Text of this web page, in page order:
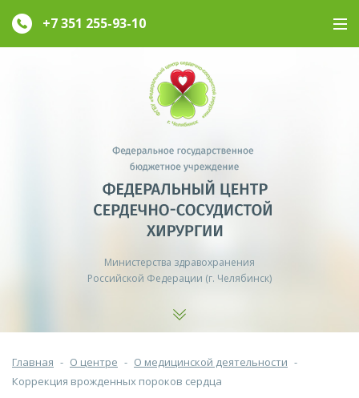
+7 351 255-93-10
Министерства здравохранения
Российской Федерации (г. Челябинск)
Главная - О центре - О медицинской деятельности -
Коррекция врожденных пороков сердца